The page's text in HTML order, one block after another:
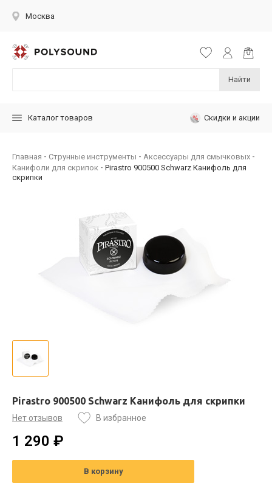
Москва
Найти
Каталог товаров Скидки и акции
Главная Струнные инструменты
Аксессуары для смычковых
Канифоли для скрипок
Pirastro 900500 Schwarz Канифоль для
скрипки
Pirastro 900500 Schwarz Канифоль для скрипки
Нет отзывов В избранное
1 290 ₽
В корзину